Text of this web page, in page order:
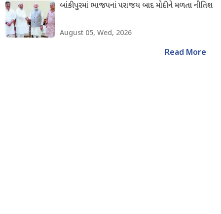
બાંકીપુરમાં ભાજપનાં પરાજય બાદ મોદીને મળતા નીતિશ
August 05, Wed, 2026
Read More